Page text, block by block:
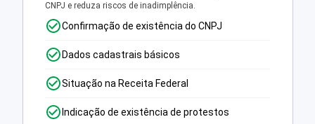
CNPJ e reduza riscos de inadimplência.
Confirmação de existência do CNPJ
Dados cadastrais básicos
Situação na Receita Federal
Indicação de existência de protestos